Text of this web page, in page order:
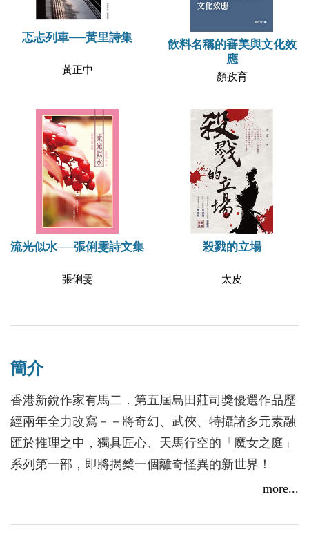
忑忐列車──黃里詩集
黃正中
飲料名稱的審美與文化效
應
顏孜育
流光似水──張俐雯詩文集
張俐雯
殺戮的立場
太皮
簡介
香港新銳作家有馬二．第五屆島田莊司獎優選作品歷
經兩年全力改寫－－將奇幻、武俠、特攝諸多元素融
匯於推理之中，獨具匠心、天馬行空的「魔女之庭」
系列第一部，即將揭櫫一個離奇怪異的新世界！
香港浸會大學人文及創作系博士／《Q版特工》系列
實、知名推理作家／電影編劇鄭炳南、文化部優良電
more...